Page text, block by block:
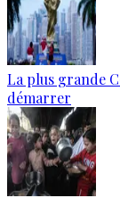
La plus grande
démarrer